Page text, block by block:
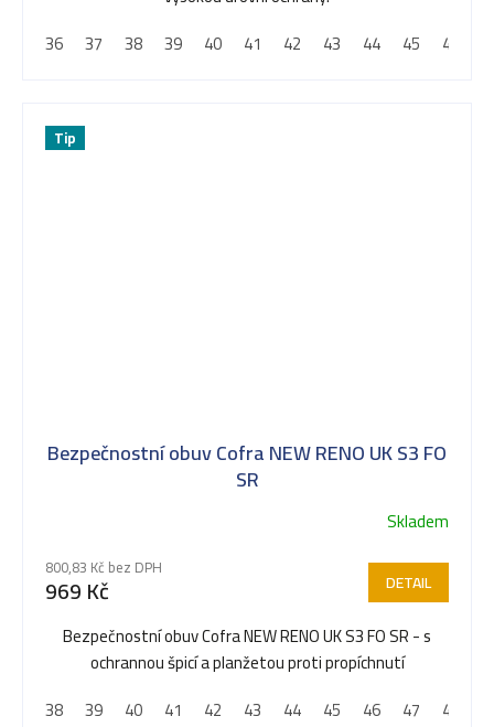
36
37 38 39 40 41 42 43 44 45 46
Tip
Bezpečnostní obuv Cofra NEW RENO UK S3 FO
SR
hodnocení
produktu
je
5,0
hvězdiček.
Skladem
800,83 Kč bez DPH
969 Kč DETAIL
Bezpečnostní obuv Cofra NEW RENO UK S3 FO SR - s
ochrannou špicí a planžetou proti propíchnutí
38
39 40 41 42 43 44 45 46 47 48